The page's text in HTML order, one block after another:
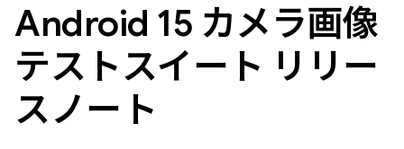
Android 15 カメラ画像
テストスイート リリー
スノート